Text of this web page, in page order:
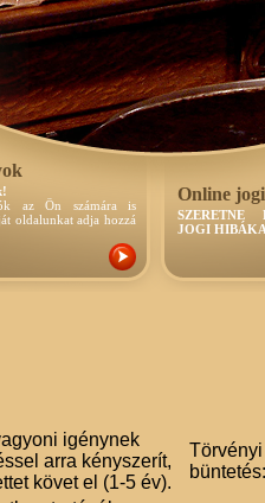
az Ön számára is
oldalunkat adja hozzá
Online
SZERETNE
JOGI
igénynek
arra kényszerít,
követ el (1-5 év).
Törvényi